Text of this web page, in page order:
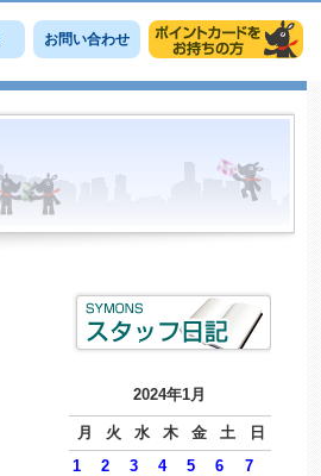
お問い合わせ
2024年1月
月 火 水 木 金 土 日
1 2 3 4 5 6
7